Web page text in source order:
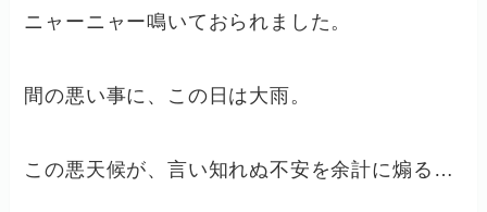
ニャーニャー鳴いておられました。
間の悪い事に、この日は大雨。
この悪天候が、言い知れぬ不安を余計に煽る…